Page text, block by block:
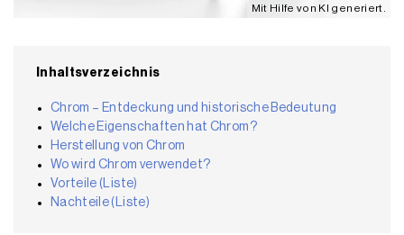
Mit Hilfe von KI generiert.
Inhaltsverzeichnis
Chrom – Entdeckung und historische Bedeutung
Welche Eigenschaften hat Chrom?
Herstellung von Chrom
Wo wird Chrom verwendet?
Vorteile (Liste)
Nachteile (Liste)